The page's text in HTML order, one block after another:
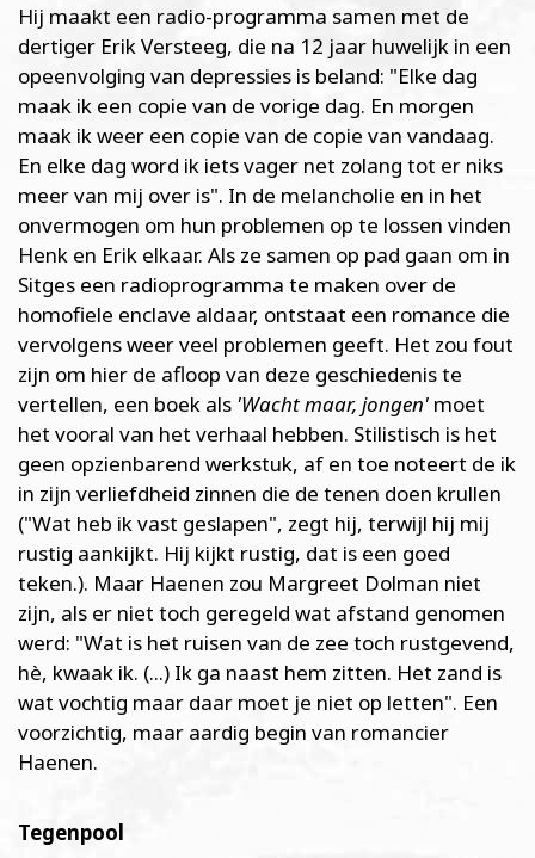
Hij maakt een radio-programma samen met de
dertiger Erik Versteeg, die na 12 jaar huwelijk in een
opeenvolging van depressies is beland: "Elke dag
maak ik een copie van de vorige dag. En morgen
maak ik weer een copie van de copie van vandaag.
En elke dag word ik iets vager net zolang tot er niks
meer van mij over is". In de melancholie en in het
onvermogen om hun problemen op te lossen vinden
Henk en Erik elkaar. Als ze samen op pad gaan om in
Sitges een radioprogramma te maken over de
homofiele enclave aldaar, ontstaat een romance die
vervolgens weer veel problemen geeft. Het zou fout
zijn om hier de afloop van deze geschiedenis te
vertellen, een boek als 'Wacht maar, jongen' moet
het vooral van het verhaal hebben. Stilistisch is het
geen opzienbarend werkstuk, af en toe noteert de ik
in zijn verliefdheid zinnen die de tenen doen krullen
("Wat heb ik vast geslapen", zegt hij, terwijl hij mij
rustig aankijkt. Hij kijkt rustig, dat is een goed
teken.). Maar Haenen zou Margreet Dolman niet
zijn, als er niet toch geregeld wat afstand genomen
werd: "Wat is het ruisen van de zee toch rustgevend,
hè, kwaak ik. (...) Ik ga naast hem zitten. Het zand is
wat vochtig maar daar moet je niet op letten". Een
voorzichtig, maar aardig begin van romancier
Haenen.
Tegenpool